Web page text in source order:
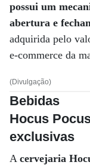
possui um
abertura e
adquirida pelo
e-commerce da
(Divulgação)
Bebidas
Hocus
exclusivas
A cervejaria